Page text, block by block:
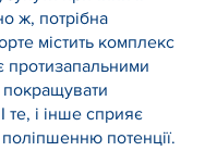
ж, потрібна
містить комплекс
протизапальними
покращувати
те, і інше сприяє
потенції.